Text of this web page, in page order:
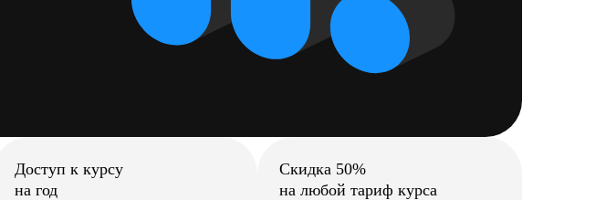
Доступ к курсу
на год
Скидка 50%
на любой тариф курса